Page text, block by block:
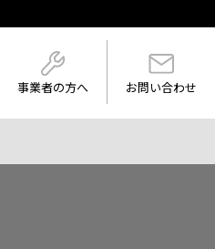
事業者の方へ お問い合わせ